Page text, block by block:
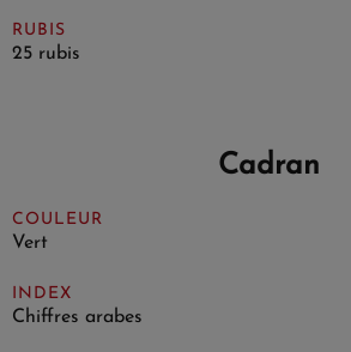
RUBIS
25 rubis
Cadran
COULEUR
Vert
INDEX
Chiffres arabes